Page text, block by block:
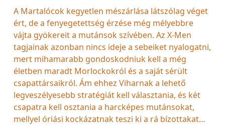
A Martalócok kegyetlen mészárlása látszólag véget
ért, de a fenyegetettség érzése még mélyebbre
vájta gyökereit a mutánsok szívében. Az X-Men
tagjainak azonban nincs ideje a sebeiket nyalogatni,
mert mihamarabb gondoskodniuk kell a még
életben maradt Morlockokról és a saját sérült
csapattársaikról. Ám ehhez Viharnak a lehető
legveszélyesebb stratégiát kell választania, és két
csapatra kell osztania a harcképes mutánsokat,
mellyel óriási kockázatnak teszi ki a rá bízottakat…